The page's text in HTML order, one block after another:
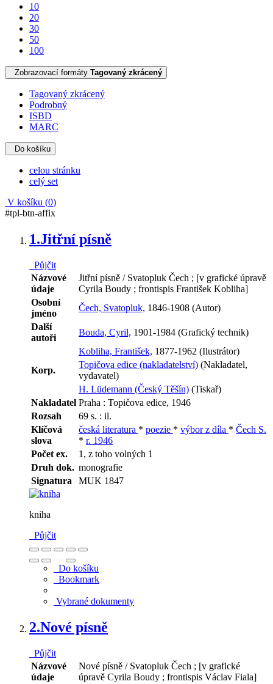
10
20
30
50
100
Zobrazovací formáty Tagovaný zkrácený
Tagovaný zkrácený
Podrobný
ISBD
MARC
Do košíku
celou stránku
celý set
V košíku (0)
#tpl-btn-affix
1.Jitřní písně
Půjčit
Názvové
údaje
Jitřní písně / Svatopluk Čech ; [v grafické úpravě
Cyrila Boudy ; frontispis František Kobliha]
Osobní
jméno
Čech, Svatopluk, 1846-1908 (Autor)
Další
autoři
Bouda, Cyril, 1901-1984 (Grafický technik)
Kobliha, František, 1877-1962 (Ilustrátor)
Korp.
Topičova edice (nakladatelství) (Nakladatel,
vydavatel)
H. Lüdemann (Český Těšín) (Tiskař)
Nakladatel Praha : Topičova edice, 1946
Rozsah
69 s. : il.
Klíčová
slova
česká literatura * poezie * výbor z díla * Čech S.
* r. 1946
Počet ex.
1, z toho volných 1
Druh dok. monografie
Signatura
MUK 1847
kniha
Půjčit
Do košíku
Bookmark
Vybrané dokumenty
2.Nové písně
Půjčit
Názvové
údaje
Nové písně / Svatopluk Čech ; [v grafické
úpravě Cyrila Boudy ; frontispis Václav Fiala]